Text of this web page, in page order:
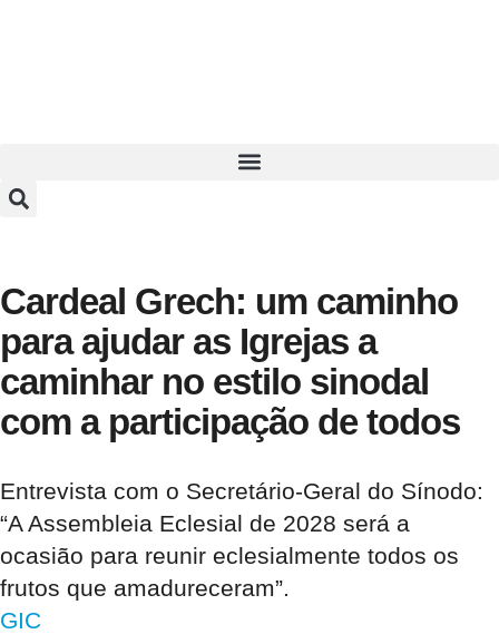
Cardeal Grech: um caminho
para ajudar as Igrejas a
caminhar no estilo sinodal
com a participação de todos
Entrevista com o Secretário-Geral do Sínodo:
“A Assembleia Eclesial de 2028 será a
ocasião para reunir eclesialmente todos os
frutos que amadureceram”.
GIC